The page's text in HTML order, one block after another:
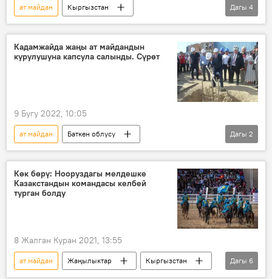
ат майдан
Кыргызстан
Акылбек Жапаров
ишкана
Түзүү
бириктирүү
Дагы 4
Кадамжайда жаңы ат майдандын
курулушуна капсула салынды. Сүрөт
9 Бугу 2022, 10:05
ат майдан
Баткен облусу
Абдикарим Алимбаев
курулуш
Дагы 2
Көк бөрү: Нооруздагы мелдешке
Казакстандын командасы келбей
турган болду
8 Жалган Куран 2021, 13:55
ат майдан Жаңылыктар
Кыргызстан
Дагы 6